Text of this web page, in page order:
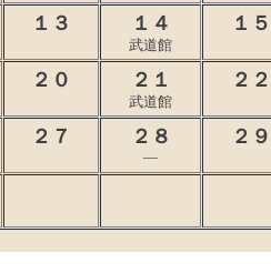
１３ １４
武道館
１５
２０ ２１
武道館
２２
２７ ２８
―
２９